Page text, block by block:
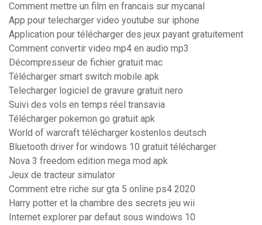
Comment mettre un film en francais sur mycanal
App pour telecharger video youtube sur iphone
Application pour télécharger des jeux payant gratuitement
Comment convertir video mp4 en audio mp3
Décompresseur de fichier gratuit mac
Télécharger smart switch mobile apk
Telecharger logiciel de gravure gratuit nero
Suivi des vols en temps réel transavia
Télécharger pokemon go gratuit apk
World of warcraft télécharger kostenlos deutsch
Bluetooth driver for windows 10 gratuit télécharger
Nova 3 freedom edition mega mod apk
Jeux de tracteur simulator
Comment etre riche sur gta 5 online ps4 2020
Harry potter et la chambre des secrets jeu wii
Internet explorer par defaut sous windows 10